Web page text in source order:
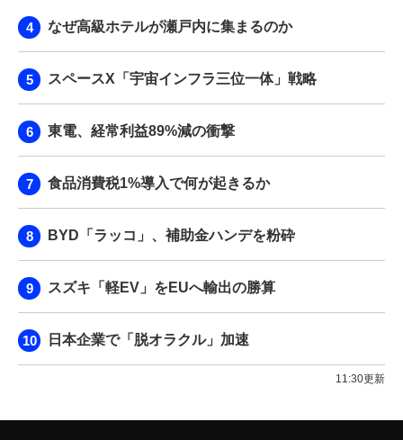
なぜ高級ホテルが瀬戸内に集まるのか
スペースX「宇宙インフラ三位一体」戦略
東電、経常利益89%減の衝撃
食品消費税1%導入で何が起きるか
BYD「ラッコ」、補助金ハンデを粉砕
スズキ「軽EV」をEUへ輸出の勝算
日本企業で「脱オラクル」加速
11:30更新